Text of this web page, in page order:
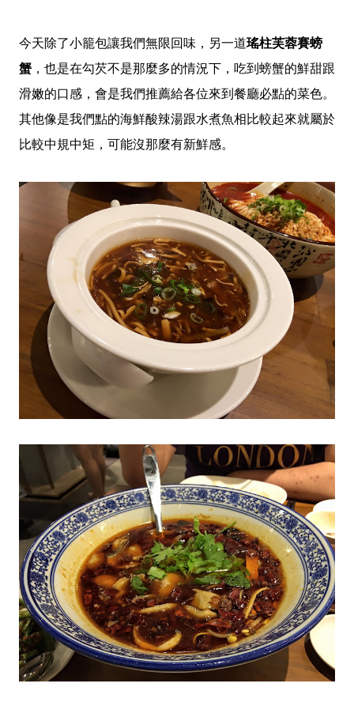
今天除了小籠包讓我們無限回味，另一道瑤柱芙蓉賽螃
蟹 ，也是在勾芡不是那麼多的情況下，吃到螃蟹的鮮甜跟
滑嫩的口感，會是我們推薦給各位來到餐廳必點的菜色。
其他像是我們點的海鮮酸辣湯跟水煮魚相比較起來就屬於
比較中規中矩，可能沒那麼有新鮮感。